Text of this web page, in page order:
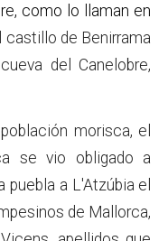
como lo llaman en
castillo de Benirrama
del Canelobre,
morisca, el
se vio obligado a
a L'Atzúbia el
de Mallorca,